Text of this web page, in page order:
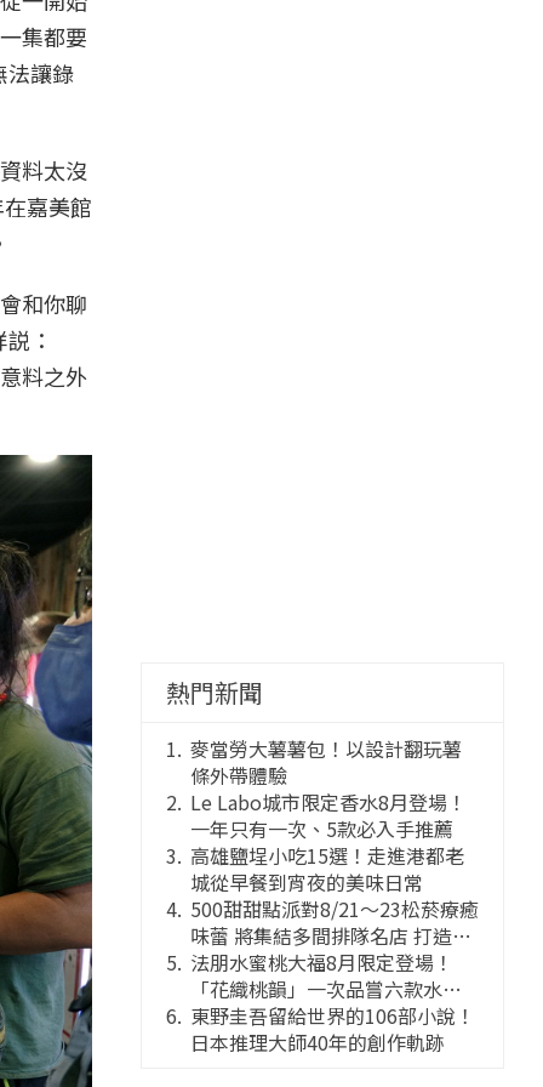
集都要
法讓錄
料太沒
嘉美館
和你聊
：
料之外
熱門新聞
麥當勞大薯薯包！以設計翻玩薯
條外帶體驗
Le Labo城市限定香水8月登場！
一年只有一次、5款必入手推薦
高雄鹽埕小吃15選！走進港都老
城從早餐到宵夜的美味日常
500甜甜點派對8/21～23松菸療癒
味蕾 將集結多間排隊名店 打造靈
感創意的舞台
法朋水蜜桃大福8月限定登場！
「花織桃韻」一次品嘗六款水蜜
桃花果大福
東野圭吾留給世界的106部小說！
日本推理大師40年的創作軌跡